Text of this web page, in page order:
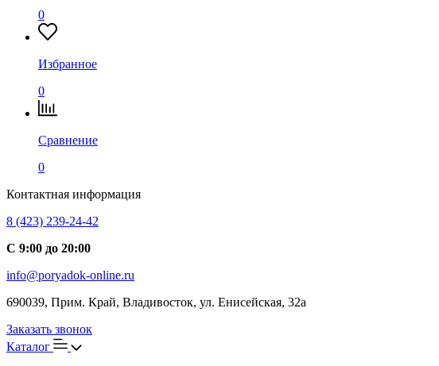
0
Избранное
0
Сравнение
0
Контактная информация
8 (423) 239-24-42
С 9:00 до 20:00
info@poryadok-online.ru
690039, Прим. Край, Владивосток, ул. Енисейская, 32а
Заказать звонок
Каталог